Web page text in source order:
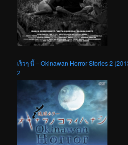
เร็วๆ นี้ – Okinawan Horror Stories 2
2